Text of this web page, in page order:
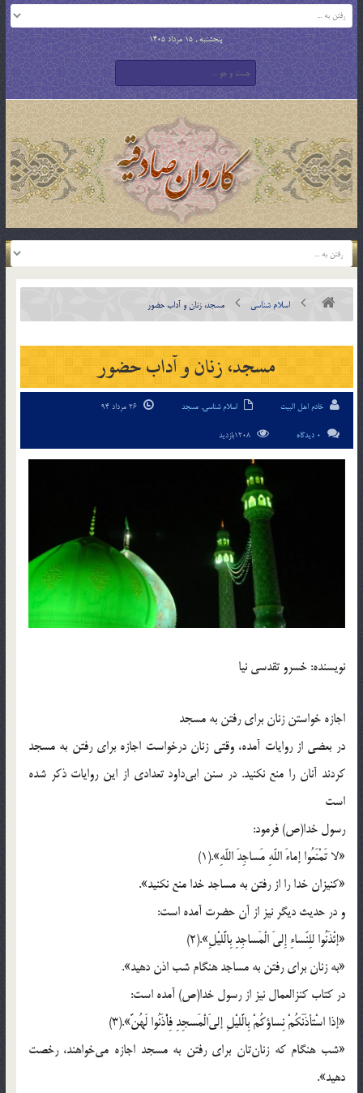
پنجشنبه , 15 مرداد 1405
اسلام شناسی مسجد، زنان و آداب حضور
مسجد، زنان و آداب حضور
خادم اهل البیت اسلام شناسی, مسجد
0 دیدگاه
نويسنده: خسرو تقدسی ‌نیا
اجازه خواستن زنان برای رفتن به مسجد
در بعضی از روایات آمده، وقتی زنان درخواست اجازه برای رفتن به مسجد
کردند آنان را منع نکنید. در سنن ابی‌داود تعدادی از این روایات ذکر شده
است
رسول خدا(ص) فرمود:
«لا تَمْنَعُوا إماءَ اللّهِ مَساجِدَ اللّهِ».(1)
«کنیزان خدا را از رفتن به مساجد خدا منع نکنید».
و در حدیث دیگر نیز از آن حضرت آمده است:
«إئْذَنُوا للِنّساءِ إِلیَ الْمَساجِدِ بِالَّلیْلِ».(2)
«به زنان برای رفتن به مساجد هنگام شب اذن دهید».
در کتاب کنزالعمال نیز از رسول خدا(ص) آمده است:
«إذا اسْتأذَنَکُمْ نِساؤکُمْ بِالَّلیْلِ إلیَ‌الْمَسجِدِ فِأْذَنُوا لَهُنَّ».(3)
«شب هنگام که زنان‌تان برای رفتن به مسجد اجازه می‌خواهند، رخصت
دهید».